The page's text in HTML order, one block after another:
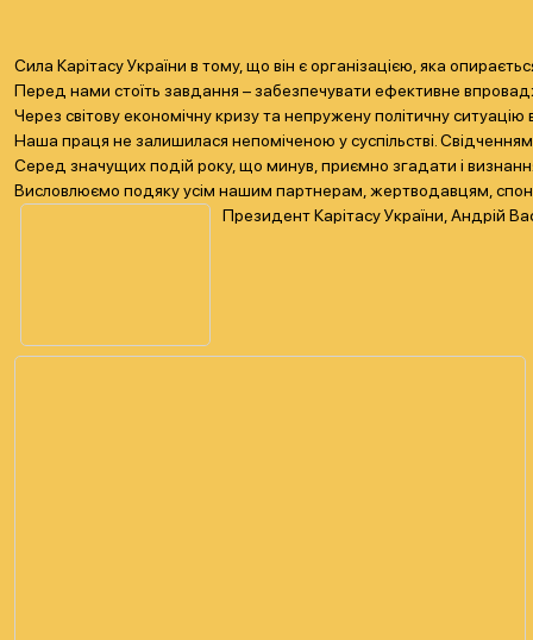
Сила Карітасу України в тому, що він є організацією, яка
Перед нами стоїть завдання – забезпечувати ефективне
Через світову економічну кризу та непружену політичну
Наша праця не залишилася непоміченою у суспільстві.
Серед значущих подій року, що минув, приємно згадати і
Висловлюємо подяку усім нашим партнерам, жертводавцям,
Президент Карітасу України, Андрій